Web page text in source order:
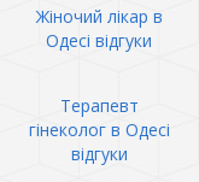
Жіночий лікар в
Одесі відгуки
Терапевт
гінеколог в Одесі
відгуки